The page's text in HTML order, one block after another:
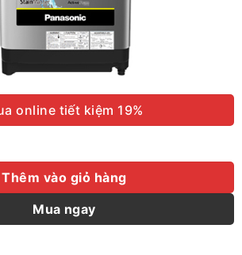
online tiết kiệm 19%
Thêm vào giỏ hàng
Mua ngay